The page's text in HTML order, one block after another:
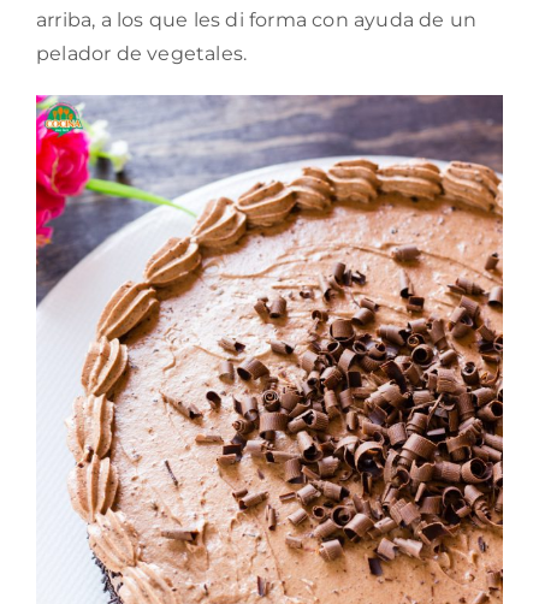
arriba, a los que les di forma con ayuda de un
pelador de vegetales.